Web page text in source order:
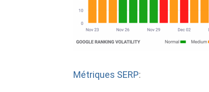
Métriques SERP: